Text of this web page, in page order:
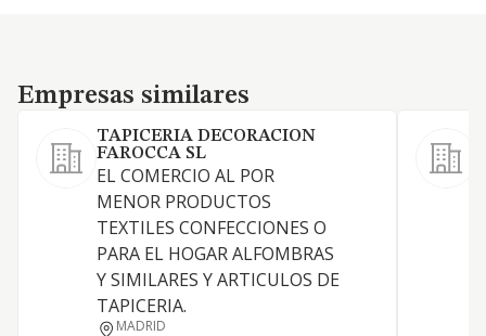
Empresas similares
Empresas similares
TAPICERIA DECORACION
FAROCCA SL
EL COMERCIO AL POR
MENOR PRODUCTOS
TEXTILES CONFECCIONES O
PARA EL HOGAR ALFOMBRAS
Y SIMILARES Y ARTICULOS DE
TAPICERIA.
MADRID